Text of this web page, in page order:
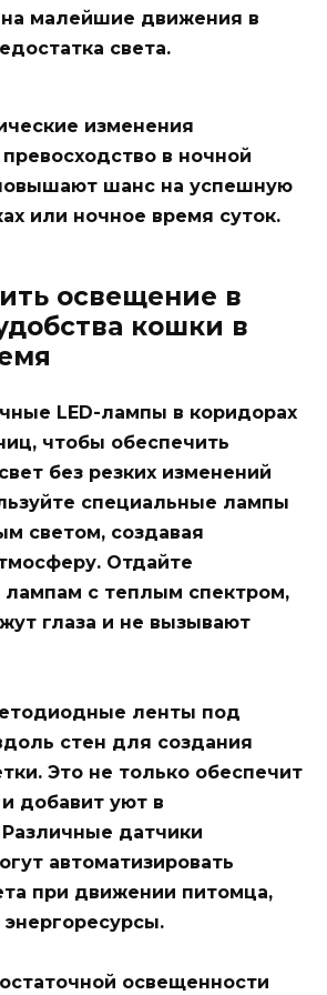
на малейшие движения в
света.
изменения
в ночной
шанс на успешную
или ночное время суток.
освещение в
кошки в
LED-лампы в коридорах
чтобы обеспечить
без резких изменений
специальные лампы
светом, создавая
Отдайте
лампам с теплым спектром,
глаза и не вызывают
ленты под
стен для создания
Это не только обеспечит
добавит уют в
Различные датчики
автоматизировать
при движении питомца,
освещенности